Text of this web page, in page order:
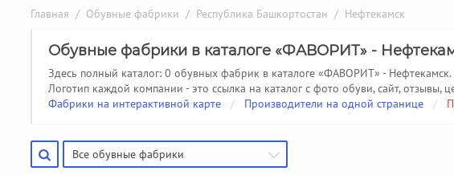
Главная / Обувные фабрики / Республика Башкортостан / Нефтекамск
Обувные фабрики в каталоге «ФАВОРИТ» -
Здесь полный каталог: 0 обувных фабрик в каталоге «ФАВОРИТ» - Нефтекамск.
Логотип каждой компании - это ссылка на каталог с фото обуви, сайт, отзывы,
Фабрики на интерактивной карте
/ Производители на одной странице /
Все обувные фабрики